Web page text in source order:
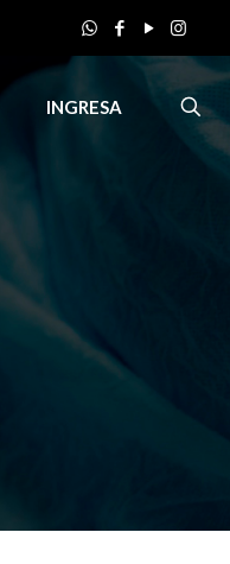
INGRESA